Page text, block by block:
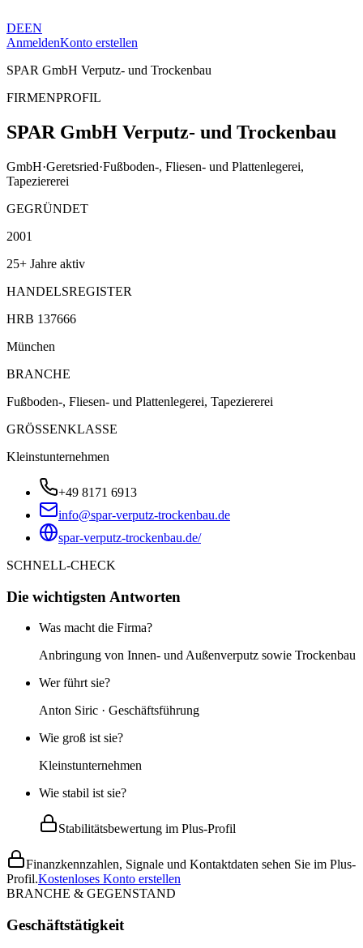
DEEN
AnmeldenKonto erstellen
SPAR GmbH Verputz- und Trockenbau
FIRMENPROFIL
SPAR GmbH Verputz- und Trockenbau
GmbH·Geretsried·Fußboden-, Fliesen- und Plattenlegerei,
Tapeziererei
GEGRÜNDET
2001
25+ Jahre aktiv
HANDELSREGISTER
HRB 137666
München
BRANCHE
Fußboden-, Fliesen- und Plattenlegerei, Tapeziererei
GRÖSSENKLASSE
Kleinstunternehmen
+49 8171 6913
info@spar-verputz-trockenbau.de
spar-verputz-trockenbau.de/
SCHNELL-CHECK
Die wichtigsten Antworten
Was macht die Firma?
Anbringung von Innen- und Außenverputz sowie Trockenbau
Wer führt sie?
Anton Siric · Geschäftsführung
Wie groß ist sie?
Kleinstunternehmen
Wie stabil ist sie?
Stabilitätsbewertung im Plus-Profil
Finanzkennzahlen, Signale und Kontaktdaten sehen Sie im Plus-
Profil.Kostenloses Konto erstellen
BRANCHE & GEGENSTAND
Geschäftstätigkeit